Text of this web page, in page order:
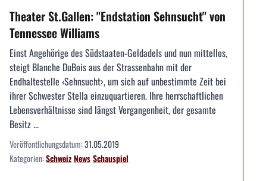
Theater St.Gallen: "Endstation Sehnsucht" von
Tennessee Williams
Einst Angehörige des Südstaaten-Geldadels und nun mittellos,
steigt Blanche DuBois aus der Strassenbahn mit der
Endhaltestelle ‹Sehnsucht›, um sich auf unbestimmte Zeit bei
ihrer Schwester Stella einzuquartieren. Ihre herrschaftlichen
Lebensverhältnisse sind längst Vergangenheit, der gesamte
Besitz ...
Veröffentlichungsdatum:31.05.2019
Kategorien:SchweizNewsSchauspiel